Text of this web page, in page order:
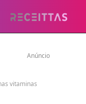
Anúncio
vitaminas